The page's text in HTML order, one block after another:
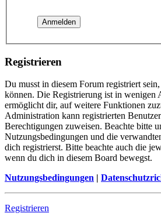
Registrieren
Du musst in diesem Forum registriert
können. Die Registrierung ist in wenigen
ermöglicht dir, auf weitere Funktionen
Administration kann registrierten
Berechtigungen zuweisen. Beachte bitte
Nutzungsbedingungen und die
dich registrierst. Bitte beachte auch die
wenn du dich in diesem Board bewegst.
Nutzungsbedingungen |
Registrieren